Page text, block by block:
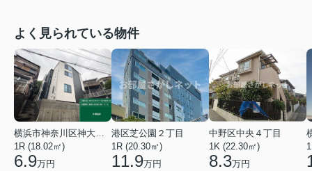
よく見られている物件
1R (18.02㎡)
6.9万円
港区芝公園２丁目
1R (20.30㎡)
11.9万円
中野区中央４丁目
1K (22.30㎡)
8.3万円